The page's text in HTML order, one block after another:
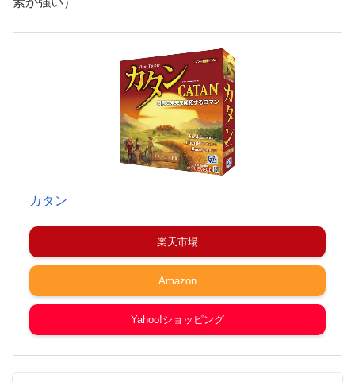
カタン
楽天市場
Amazon
Yahoo!ショッピング